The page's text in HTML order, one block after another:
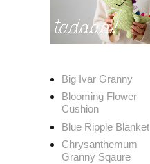
Big Ivar Granny
Blooming Flower
Cushion
Blue Ripple Blanket
Chrysanthemum
Granny Sqaure